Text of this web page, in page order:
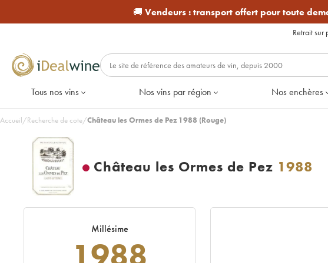
🚚 Vendeurs :transport offert pour toute
Retrait sur
Tous nos vins Nos vins par région Nos enchères
Accueil/Recherche de cote/Château les Ormes de Pez 1988 (Rouge)
Château les Ormes de Pez 1988
Millésime